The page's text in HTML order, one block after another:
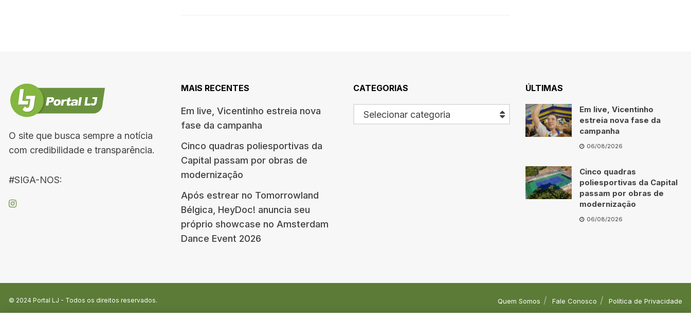
O site que busca sempre a notícia
com credibilidade e transparência.
#SIGA-NOS:
MAIS RECENTES
Em live, Vicentinho estreia nova
fase da campanha
Cinco quadras poliesportivas da
Capital passam por obras de
modernização
Após estrear no Tomorrowland
Bélgica, HeyDoc! anuncia seu
próprio showcase no Amsterdam
Dance Event 2026
CATEGORIAS
Selecionar categoria
ÚLTIMAS
Em live, Vicentinho
estreia nova fase da
campanha
06/08/2026
Cinco quadras
poliesportivas da Capital
passam por obras de
modernização
06/08/2026
Quem Somos Fale Conosco Política de Privacidade
© 2024 Portal LJ - Todos os direitos reservados.